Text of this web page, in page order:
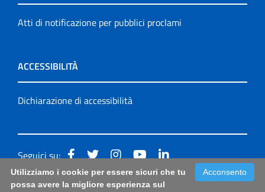
Atti di notificazione per pubblici proclami
ACCESSIBILITÀ
Dichiarazione di accessibilità
Seguici su:
Accessibilità: form di segnalazione di prima istanza per
Acconsento
Utilizziamo i cookie per essere sicuri che tu
possa avere la migliore esperienza sul